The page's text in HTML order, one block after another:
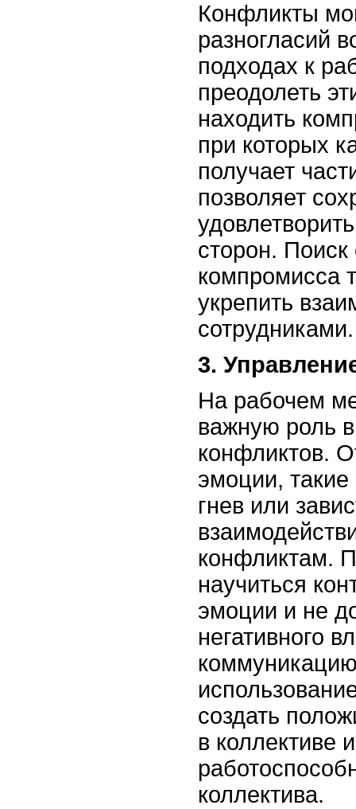
Конфликты
разногласий
подходах к
преодолеть
находить
при которых
получает
позволяет
сторон. Поиск
компромисса
укрепить
сотрудниками.
3.
На рабочем
важную роль
конфликтов.
эмоции,
гнев или
конфликтам.
научиться
эмоции и не
негативного
создать
в коллективе
коллектива.